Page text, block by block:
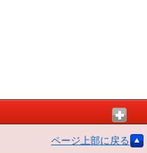
ページ上部に戻る